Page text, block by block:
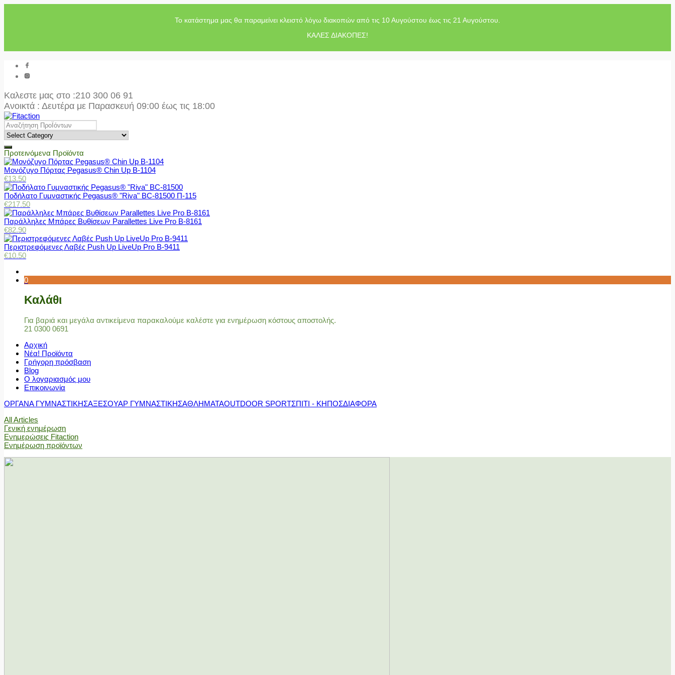
Το κατάστημα μας θα παραμείνει κλειστό λόγω διακοπών από τις 10 Αυγούστου έως τις 21 Αυγούστου.
ΚΑΛΕΣ ΔΙΑΚΟΠΕΣ!
Καλεστε μας στο :210 300 06 91
Ανοικτά : Δευτέρα με Παρασκευή 09:00 έως τις 18:00
Προτεινόμενα Προϊόντα
Μονόζυγο Πόρτας Pegasus® Chin Up Β-1104
€13.50
Ποδήλατο Γυμναστικής Pegasus® "Riva" BC-81500 Π-115
€217.50
Παράλληλες Μπάρες Βυθίσεων Parallettes Live Pro Β-8161
€82.90
Περιστρεφόμενες Λαβές Push Up LiveUp Pro Β-9411
€10.50
0
Καλάθι
Για βαριά και μεγάλα αντικείμενα παρακαλούμε καλέστε για ενημέρωση κόστους αποστολής.
21 0300 0691
Αρχική
Νέα! Προϊόντα
Γρήγορη πρόσβαση
Blog
Ο λογαριασμός μου
Επικοινωνία
ΟΡΓΑΝΑ ΓΥΜΝΑΣΤΙΚΗΣΑΞΕΣΟΥΑΡ ΓΥΜΝΑΣΤΙΚΗΣΑΘΛΗΜΑΤΑOUTDOOR SPORTΣΠΙΤΙ - ΚΗΠΟΣΔΙΑΦΟΡΑ
All Articles
Γενική ενημέρωση
Ενημερώσεις Fitaction
Ενημέρωση προϊόντων